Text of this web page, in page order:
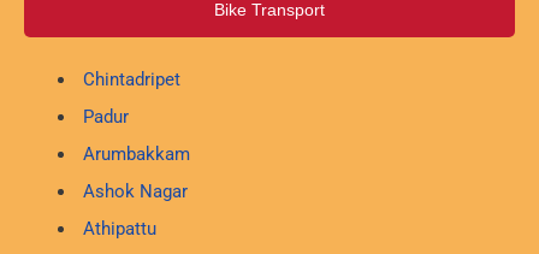
Bike Transport
Chintadripet
Padur
Arumbakkam
Ashok Nagar
Athipattu